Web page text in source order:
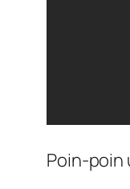
Poin-poin